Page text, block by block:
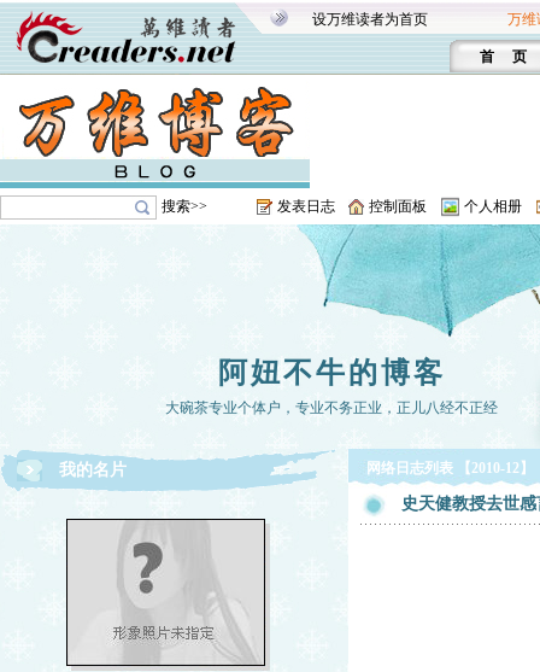
设万维读者为首页 万维
首 页
搜索>> 发表日志 控制面板 个人相册
阿妞不牛的博客
大碗茶专业个体户，专业不务正业，正儿八经不正经
我的名片 网络日志列表 【2010-12】
史天健教授去世